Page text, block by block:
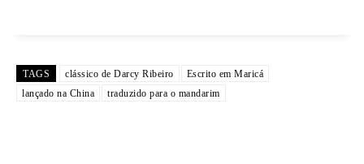
TAGS clássico de Darcy Ribeiro
Escrito em Maricá
lançado na China
traduzido para o mandarim